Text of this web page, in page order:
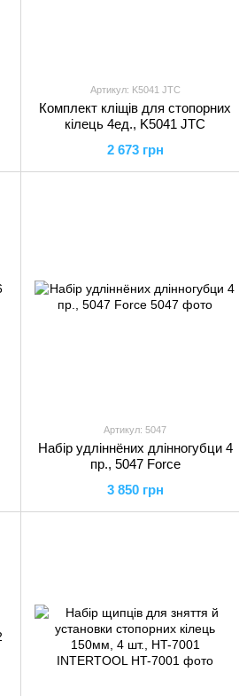
Артикул: K5041 JTC
Комплект кліщів для стопорних
кілець 4ед., K5041 JTC
2 673 грн
Артикул: 5047
Набір удліннёних длінногубци 4
пр., 5047 Force
3 850 грн